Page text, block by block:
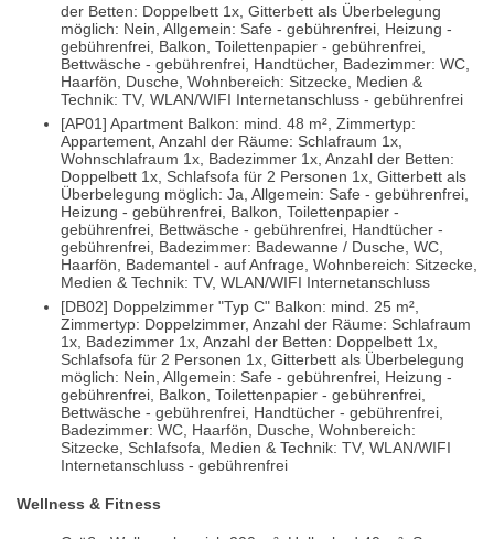
der Betten: Doppelbett 1x, Gitterbett als Überbelegung
möglich: Nein, Allgemein: Safe - gebührenfrei, Heizung -
gebührenfrei, Balkon, Toilettenpapier - gebührenfrei,
Bettwäsche - gebührenfrei, Handtücher, Badezimmer: WC,
Haarfön, Dusche, Wohnbereich: Sitzecke, Medien &
Technik: TV, WLAN/WIFI Internetanschluss - gebührenfrei
[AP01] Apartment Balkon: mind. 48 m², Zimmertyp:
Appartement, Anzahl der Räume: Schlafraum 1x,
Wohnschlafraum 1x, Badezimmer 1x, Anzahl der Betten:
Doppelbett 1x, Schlafsofa für 2 Personen 1x, Gitterbett als
Überbelegung möglich: Ja, Allgemein: Safe - gebührenfrei,
Heizung - gebührenfrei, Balkon, Toilettenpapier -
gebührenfrei, Bettwäsche - gebührenfrei, Handtücher -
gebührenfrei, Badezimmer: Badewanne / Dusche, WC,
Haarfön, Bademantel - auf Anfrage, Wohnbereich: Sitzecke,
Medien & Technik: TV, WLAN/WIFI Internetanschluss
[DB02] Doppelzimmer "Typ C" Balkon: mind. 25 m²,
Zimmertyp: Doppelzimmer, Anzahl der Räume: Schlafraum
1x, Badezimmer 1x, Anzahl der Betten: Doppelbett 1x,
Schlafsofa für 2 Personen 1x, Gitterbett als Überbelegung
möglich: Nein, Allgemein: Safe - gebührenfrei, Heizung -
gebührenfrei, Balkon, Toilettenpapier - gebührenfrei,
Bettwäsche - gebührenfrei, Handtücher - gebührenfrei,
Badezimmer: WC, Haarfön, Dusche, Wohnbereich:
Sitzecke, Schlafsofa, Medien & Technik: TV, WLAN/WIFI
Internetanschluss - gebührenfrei
Wellness & Fitness